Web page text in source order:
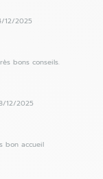
12/2025
bons conseils.
12/2025
bon accueil